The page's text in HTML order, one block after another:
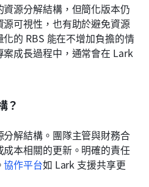
源分解結構，但簡化版本仍
可視性，也有助於避免資源
的 RBS 能在不增加負擔的情
成長過程中，通常會在 Lark
？
解結構。團隊主管與財務合
本相關的更新。明確的責任
協作平台如 Lark 支援共享更